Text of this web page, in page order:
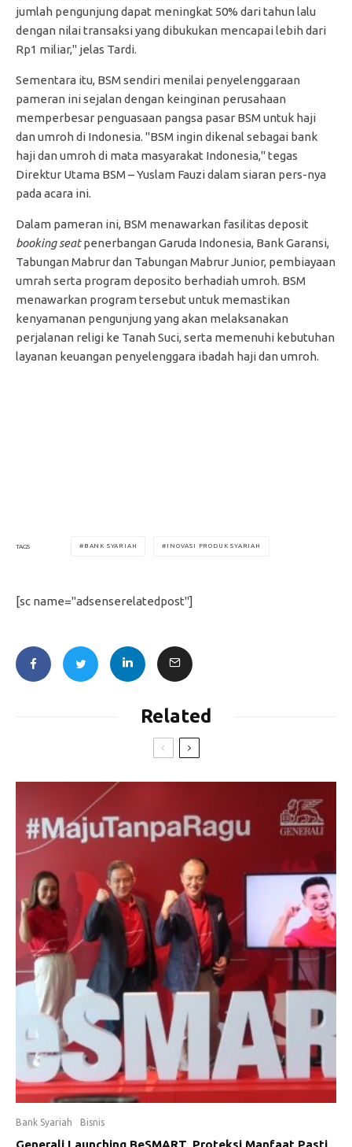
jumlah pengunjung dapat meningkat 50% dari tahun lalu
dengan nilai transaksi yang dibukukan mencapai lebih dari
Rp1 miliar," jelas Tardi.
Sementara itu, BSM sendiri menilai penyelenggaraan
pameran ini sejalan dengan keinginan perusahaan
memperbesar penguasaan pangsa pasar BSM untuk haji
dan umroh di Indonesia. "BSM ingin dikenal sebagai bank
haji dan umroh di mata masyarakat Indonesia," tegas
Direktur Utama BSM – Yuslam Fauzi dalam siaran pers-nya
pada acara ini.
Dalam pameran ini, BSM menawarkan fasilitas deposit
booking seatpenerbangan Garuda Indonesia, Bank Garansi,
Tabungan Mabrur dan Tabungan Mabrur Junior, pembiayaan
umrah serta program deposito berhadiah umroh. BSM
menawarkan program tersebut untuk memastikan
kenyamanan pengunjung yang akan melaksanakan
perjalanan religi ke Tanah Suci, serta memenuhi kebutuhan
layanan keuangan penyelenggara ibadah haji dan umroh.
TAGS BANK SYARIAH INOVASI PRODUK SYARIAH
[sc name="adsenserelatedpost"]
Related
Bank Syariah Bisnis
Generali Launching BeSMART, Proteksi Manfaat Pasti